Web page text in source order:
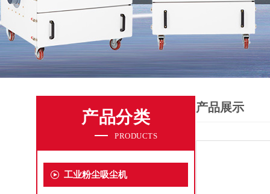
产品分类
PRODUCTS
工业粉尘吸尘机
产品展示